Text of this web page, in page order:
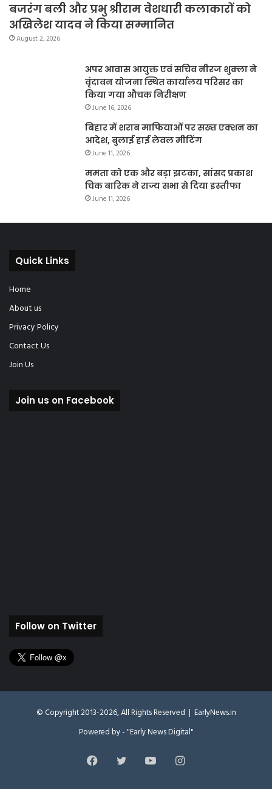
बजरंग बली और प्रभु श्रीराम वेशधारी कलाकारों को
अखिलेश यादव ने किया सम्मानित
August 2, 2026
अपर आवास आयुक्त एवं सचिव नीरज शुक्ला ने
वृंदावन योजना स्थित कार्यालय परिसर का
किया गया औचक निरीक्षण
June 16, 2026
बिहार में शराब माफियाओं पर सख्त एक्शन का
आदेश, बुलाई हाई लेवल मीटिंग
June 11, 2026
ममता को एक और बड़ा झटका, सांसद प्रकाश
चिक बारिक ने राज्य सभा से दिया इस्तीफा
June 11, 2026
Quick Links
Home
About us
Privacy Policy
Contact Us
Join Us
Join us on Facebook
Follow on Twitter
© Copyright 2013-2026, All Rights Reserved | EarlyNews.in
Powered by - "Early News Digital"
FacebookTwitter YouTubeInstagram